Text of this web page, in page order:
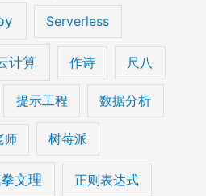
Serverless
计算 作诗 尺八
提示工程 数据分析
师 树莓派
文理 正则表达式